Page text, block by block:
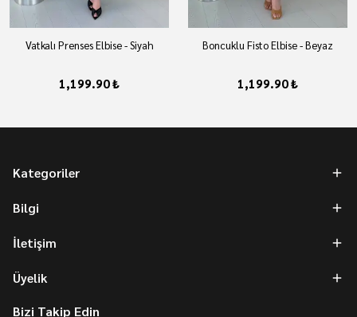
Vatkalı Prenses Elbise - Siyah
1,199.90 ₺
Boncuklu Fisto Elbise - Beyaz
1,199.90 ₺
Kategoriler
Bilgi
İletişim
Üyelik
Bizi Takip Edin